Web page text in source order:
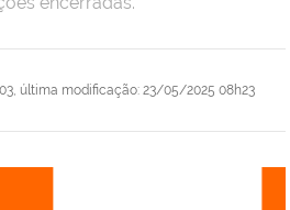
última modificação: 23/05/2025 08h23